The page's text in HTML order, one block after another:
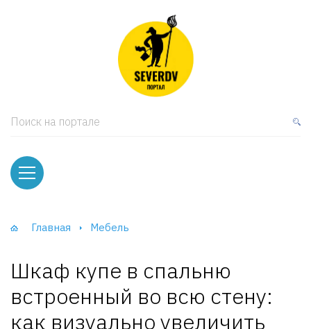
Поиск на портале
Главная Мебель
Шкаф купе в спальню
встроенный во всю стену:
как визуально увеличить
и тумбы